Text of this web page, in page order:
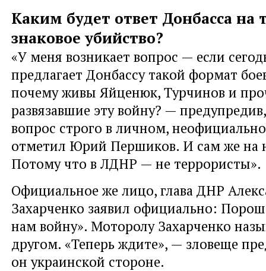
Каким будет ответ Донбасса на
знаковое убийство?
«У меня возникает вопрос — если
предлагает Донбассу такой формат
почему живы Яйценюк, Турчинов и
развязавшие эту войну? —
вопрос строго в личном,
отметил Юрий Першиков. И сам же на
Потому что в ЛДНР — не террористы».
Официальное же лицо, глава ДНР
Захарченко заявил официально:
нам войну». Моторолу Захарченко
другом. «Теперь ждите», — зловеще
он украинской стороне.